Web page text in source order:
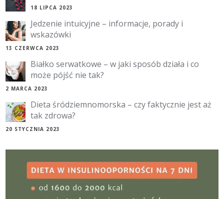
18 LIPCA 2023
Jedzenie intuicyjne – informacje, porady i
wskazówki
13 CZERWCA 2023
Białko serwatkowe – w jaki sposób działa i co
może pójść nie tak?
2 MARCA 2023
Dieta śródziemnomorska – czy faktycznie jest aż
tak zdrowa?
20 STYCZNIA 2023